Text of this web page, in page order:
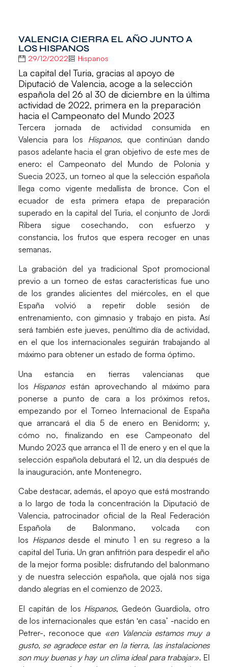
VALENCIA CIERRA EL AÑO JUNTO A
LOS HISPANOS
29/12/2022 Hispanos
La capital del Turia, gracias al apoyo de
Diputació de Valencia, acoge a la selección
española del 26 al 30 de diciembre en la última
actividad de 2022, primera en la preparación
hacia el Campeonato del Mundo 2023
Tercera jornada de actividad consumida en
Valencia para los Hispanos, que continúan dando
pasos adelante hacia el gran objetivo de este mes de
enero: elCampeonato del Mundo de Polonia y
Suecia 2023, un torneo al que la selección española
llega como vigente medallista de bronce. Con el
ecuador de esta primera etapa de preparación
superado en la capital del Turia, el conjunto de Jordi
Ribera sigue cosechando, con esfuerzo y
constancia, los frutos que espera recoger en unas
semanas.
La grabación del ya tradicional Spot promocional
previo a un torneo de estas características fue uno
de los grandes alicientes del miércoles, en el que
España volvió a repetir doble sesión de
entrenamiento, con gimnasio y trabajo en pista. Así
será también este jueves, penúltimo día de actividad,
en el que los internacionales seguirán trabajando al
máximo para obtener un estado de forma óptimo.
Una estancia en tierras valencianas que
los Hispanos están aprovechando al máximo para
ponerse a punto de cara a los próximos retos,
empezando por el Torneo Internacional de España
que arrancará el día 5 de enero en Benidorm; y,
cómo no, finalizando en ese Campeonato del
Mundo 2023 que arranca el 11 de enero y en el que la
selección española debutará el 12, un día después de
la inauguración, ante Montenegro.
Cabe destacar, además, el apoyo que está mostrando
a lo largo de toda la concentración la Diputació de
Valencia, patrocinador oficial de la Real Federación
Española de Balonmano, volcada con
los Hispanosdesde el minuto 1 en su regreso a la
capital del Turia. Un gran anfitrión para despedir el año
de la mejor forma posible: disfrutando del balonmano
y de nuestra selección española, que ojalá nos siga
dando alegrías en el comienzo de 2023.
El capitán de los Hispanos,Gedeón Guardiola, otro
de los internacionales que están ‘en casa’ -nacido en
Petrer-, reconoce que «en Valencia estamos muy a
gusto, se agradece estar en la tierra, las instalaciones
son muy buenas y hay un clima ideal para trabajar». El